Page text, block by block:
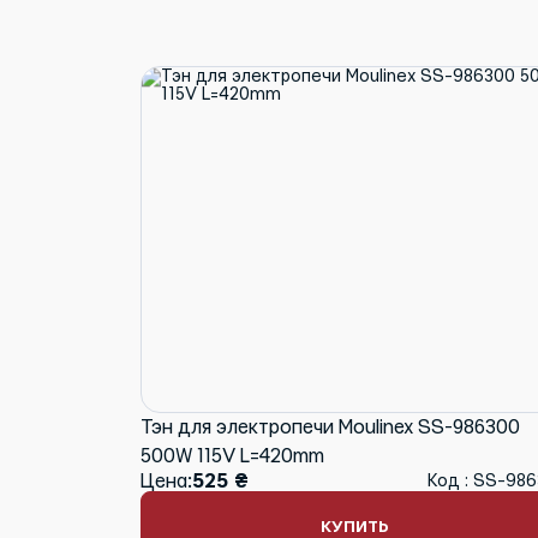
Тэн для электропечи Moulinex SS-986300
500W 115V L=420mm
Цена:525 ₴ Код : SS-
КУПИТЬ